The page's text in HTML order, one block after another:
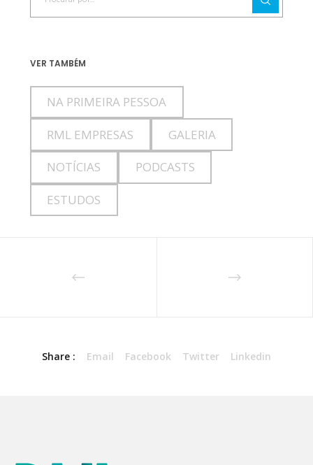
VER TAMBÉM
NA PRIMEIRA PESSOA
RML EMPRESAS GALERIA
NOTÍCIAS PODCASTS
ESTUDOS
Share : Email Facebook Twitter Linkedin